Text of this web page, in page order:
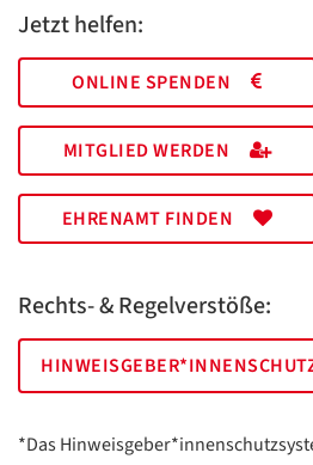
Jetzt helfen:
ONLINE SPENDEN
MITGLIED WERDEN
EHRENAMT FINDEN
Rechts- & Regelverstöße:
*Das